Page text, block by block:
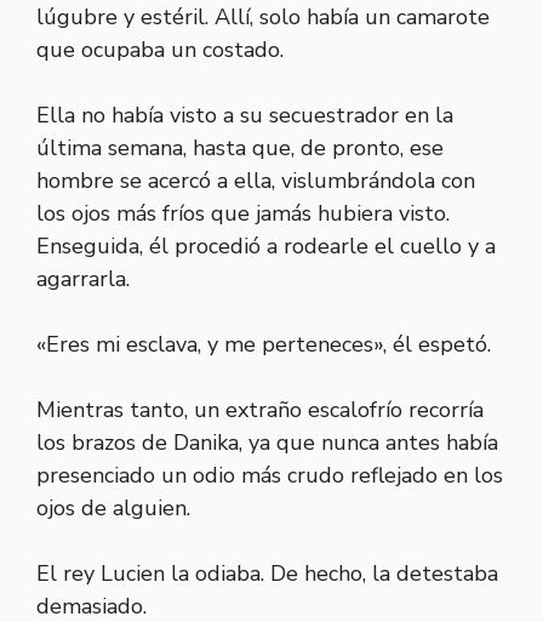
lúgubre y estéril. Allí, solo había un camarote
que ocupaba un costado.
Ella no había visto a su secuestrador en la
última semana, hasta que, de pronto, ese
hombre se acercó a ella, vislumbrándola con
los ojos más fríos que jamás hubiera visto.
Enseguida, él procedió a rodearle el cuello y a
agarrarla.
«Eres mi esclava, y me perteneces», él espetó.
Mientras tanto, un extraño escalofrío recorría
los brazos de Danika, ya que nunca antes había
presenciado un odio más crudo reflejado en los
ojos de alguien.
El rey Lucien la odiaba. De hecho, la detestaba
demasiado.